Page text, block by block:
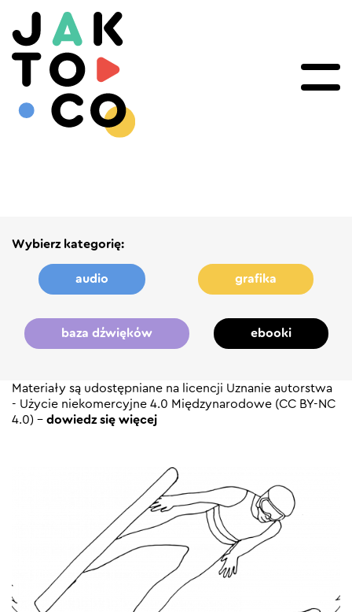
Wybierz kategorię:
audio grafika
baza dźwięków ebooki
Materiały są udostępniane na licencji Uznanie autorstwa
- Użycie niekomercyjne 4.0 Międzynarodowe (CC BY-NC
4.0) - dowiedz się więcej